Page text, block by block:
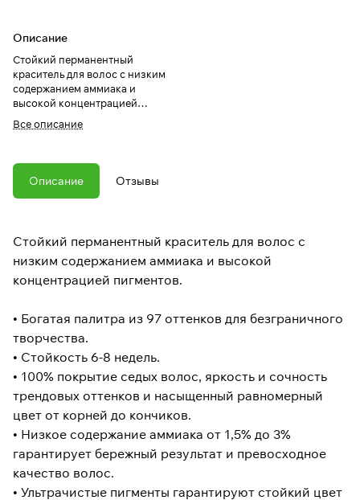
Описание
Стойкий перманентный
краситель для волос с низким
содержанием аммиака и
высокой концентрацией
Все описание
Описание Отзывы
Стойкий перманентный краситель для волос с
низким содержанием аммиака и высокой
концентрацией пигментов.
• Богатая палитра из 97 оттенков для безграничного
творчества.
• Стойкость 6-8 недель.
• 100% покрытие седых волос, яркость и сочность
трендовых оттенков и насыщенный равномерный
цвет от корней до кончиков.
• Низкое содержание аммиака от 1,5% до 3%
гарантирует бережный результат и превосходное
качество волос.
• Ультрачистые пигменты гарантируют стойкий цвет